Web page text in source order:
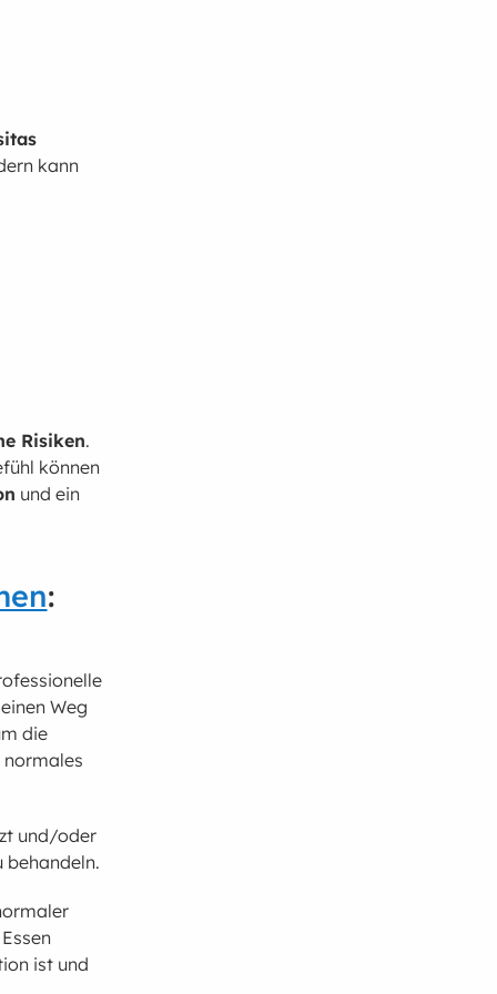
kann
Risiken.
können
und ein
:
Weg
die
normales
und/oder
behandeln.
ist und